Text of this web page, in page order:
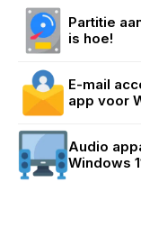
Partitie
is hoe!
E-mail
app voor
Audio
Windows